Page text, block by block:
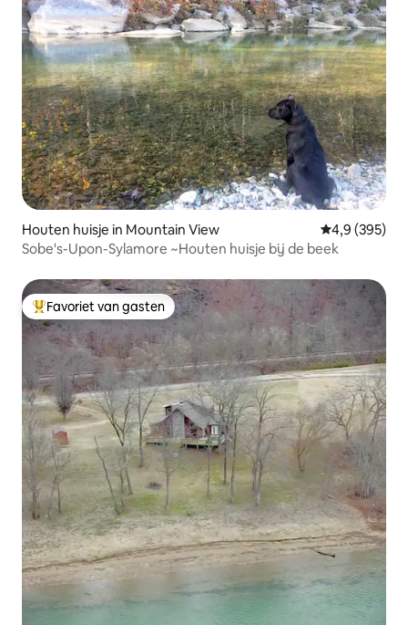
Houten huisje in Mountain View Gemiddelde
4,9 (395)
Sobe's-Upon-Sylamore ~Houten huisje bij de beek
Topfavoriet van gasten
Favoriet van gasten